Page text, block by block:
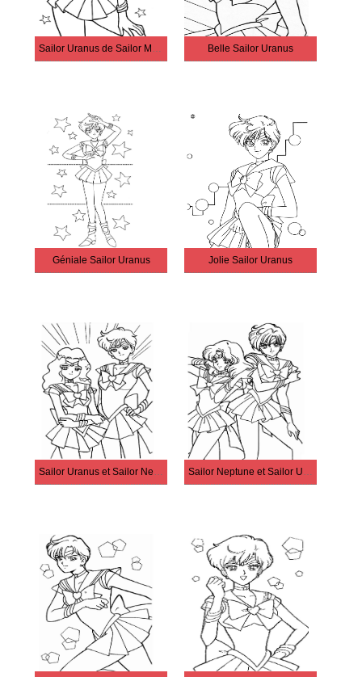
Sailor Uranus de Sailor Moon Belle Sailor Uranus
Géniale Sailor Uranus Jolie Sailor Uranus
Sailor Uranus et Sailor Neptune Sailor Neptune et Sailor Uranus